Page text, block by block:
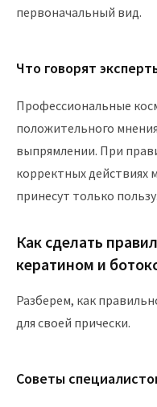
первоначальный вид.
Что говорят
Профессиональные
положительного
выпрямлении. При
корректных действиях
принесут только пользу.
Как сделать
кератином и
Разберем, как
для своей прически.
Советы